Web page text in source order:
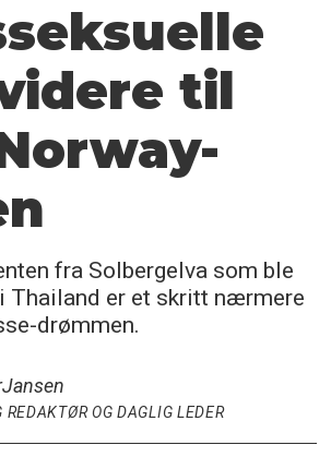
til
fra Solbergelva som ble
Thailand er et skritt nærmere
drømmen.
Jansen
REDAKTØR OG DAGLIG LEDER